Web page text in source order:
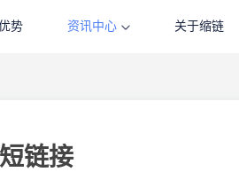
势 资讯中心 关于缩链
链接